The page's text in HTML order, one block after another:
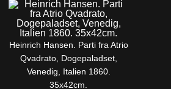
Heinrich Hansen. Parti fra Atrio
Qvadrato, Dogepaladset,
Venedig, Italien 1860.
35x42cm.